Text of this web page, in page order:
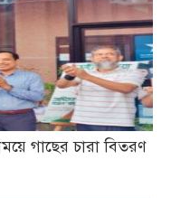
গাছের চারা বিতরণ